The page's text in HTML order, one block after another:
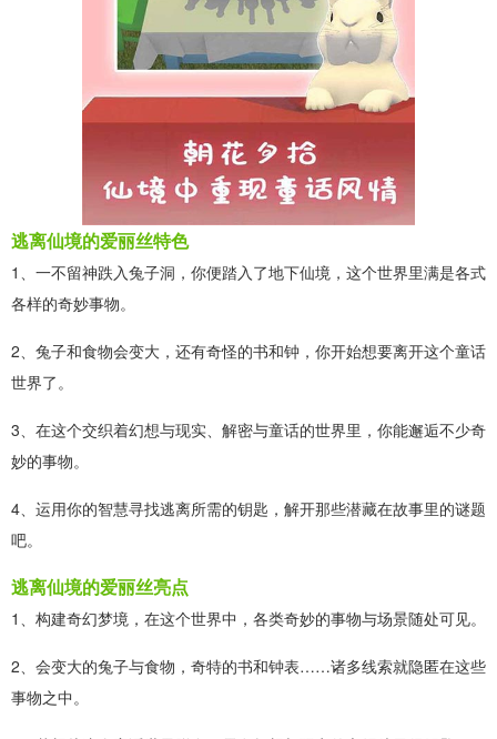
逃离仙境的爱丽丝特色
1、一不留神跌入兔子洞，你便踏入了地下仙境，这个世界里满是各式
各样的奇妙事物。
2、兔子和食物会变大，还有奇怪的书和钟，你开始想要离开这个童话
世界了。
3、在这个交织着幻想与现实、解密与童话的世界里，你能邂逅不少奇
妙的事物。
4、运用你的智慧寻找逃离所需的钥匙，解开那些潜藏在故事里的谜题
吧。
逃离仙境的爱丽丝亮点
1、构建奇幻梦境，在这个世界中，各类奇妙的事物与场景随处可见。
2、会变大的兔子与食物，奇特的书和钟表……诸多线索就隐匿在这些
事物之中。